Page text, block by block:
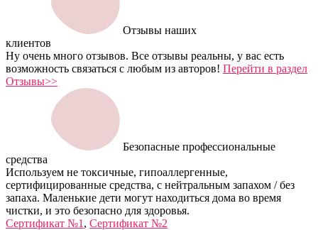
Отзывы наших
клиентов
Ну очень много отзывов. Все отзывы реальны, у вас есть
возможность связаться с любым из авторов! Перейти в раздел
Отзывы>>
Безопасные профессиональные
средства
Используем не токсичные, гипоаллергенные,
сертифицированные средства, с нейтральным запахом / без
запаха. Маленькие дети могут находиться дома во время
чистки, и это безопасно для здоровья.
Сертификат №1 , Сертификат №2